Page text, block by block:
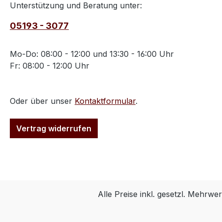
Unterstützung und Beratung unter:
05193 - 3077
Mo-Do: 08:00 - 12:00 und 13:30 - 16:00 Uhr
Fr: 08:00 - 12:00 Uhr
Oder über unser Kontaktformular.
Vertrag widerrufen
Alle Preise inkl. gesetzl.